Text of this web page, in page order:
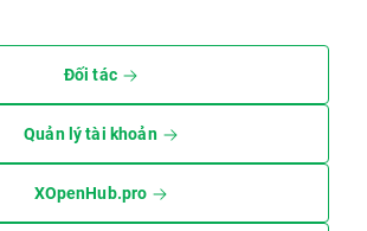
Đối tác
Quản lý tài khoản
XOpenHub.pro